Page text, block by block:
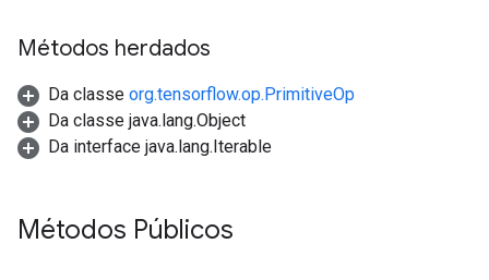
Métodos herdados
Da classe org.tensorflow.op.PrimitiveOp
Da classe java.lang.Object
Da interface java.lang.Iterable
Métodos Públicos